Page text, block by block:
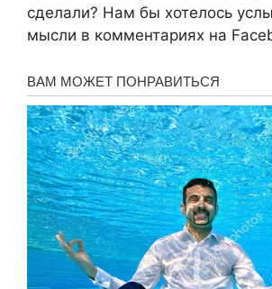
сделали? Нам бы хотелось
мысли в комментариях на